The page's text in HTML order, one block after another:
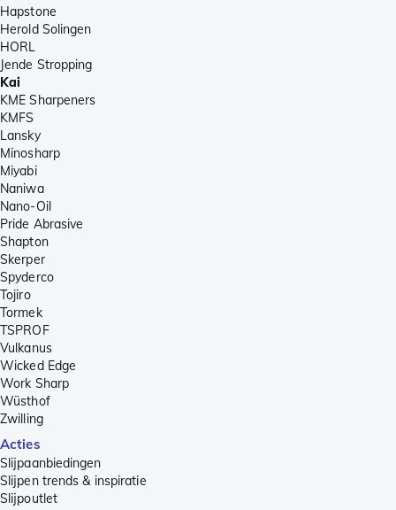
Hapstone
Herold Solingen
HORL
Jende Stropping
Kai
KME Sharpeners
KMFS
Lansky
Minosharp
Miyabi
Naniwa
Nano-Oil
Pride Abrasive
Shapton
Skerper
Spyderco
Tojiro
Tormek
TSPROF
Vulkanus
Wicked Edge
Work Sharp
Wüsthof
Zwilling
Acties
Slijpaanbiedingen
Slijpen trends & inspiratie
Slijpoutlet